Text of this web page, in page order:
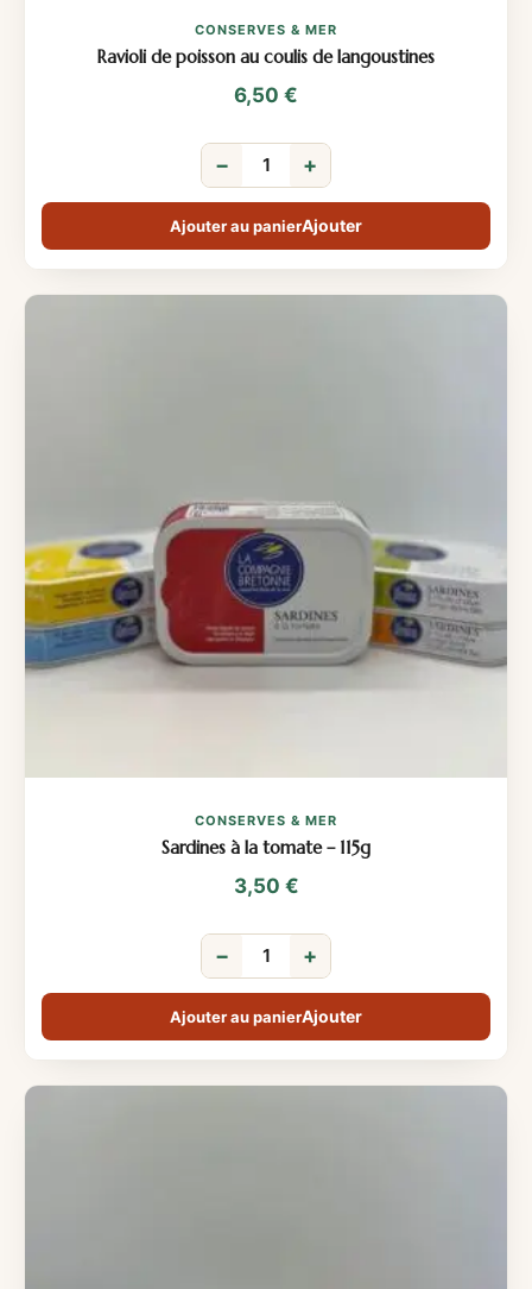
CONSERVES & MER
Ravioli de poisson au coulis de langoustines
6,50 €
− +
Ajouter au panier
CONSERVES & MER
Sardines à la tomate – 115g
3,50 €
− +
Ajouter au panier